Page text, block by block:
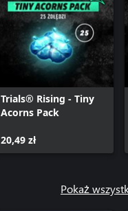
Trials® Rising - Tiny
Acorns Pack
20,49 zł
Pokaż